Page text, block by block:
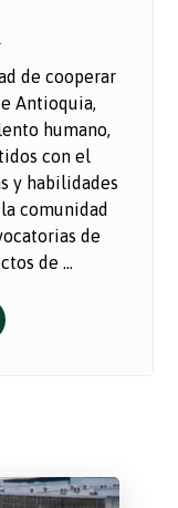
de cooperar
Antioquia,
humano,
con el
y habilidades
comunidad
de
de ...